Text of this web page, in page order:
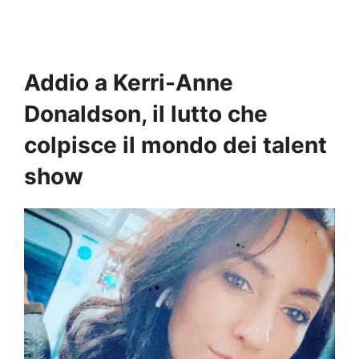
Addio a Kerri-Anne
Donaldson, il lutto che
colpisce il mondo dei talent
show